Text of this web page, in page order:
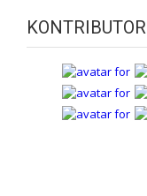
KONTRIBUTOR